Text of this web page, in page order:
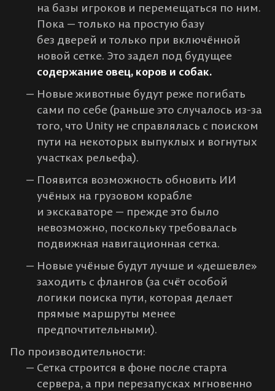
на базы игроков и перемещаться по ним.
Пока — только на простую базу
без дверей и только при включённой
новой сетке. Это задел под будущее
содержание овец, коров и собак.
Новые животные будут реже погибать
сами по себе (раньше это случалось из-за
того, что Unity не справлялась с поиском
пути на некоторых выпуклых и вогнутых
участках рельефа).
Появится возможность обновить ИИ
учёных на грузовом корабле
и экскаваторе — прежде это было
невозможно, поскольку требовалась
подвижная навигационная сетка.
Новые учёные будут лучше и «дешевле»
заходить с флангов (за счёт особой
логики поиска пути, которая делает
прямые маршруты менее
предпочтительными).
По производительности:
Сетка строится в фоне после старта
сервера, а при перезапусках мгновенно